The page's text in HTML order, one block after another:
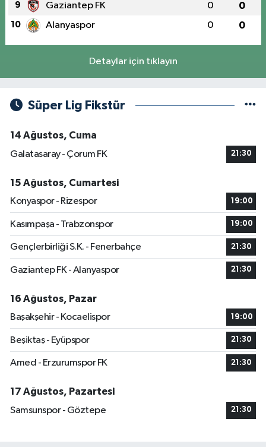
9 Gaziantep FK 0 0
10 Alanyaspor 0 0
Detaylar için tıklayın
Süper Lig Fikstür
14 Ağustos, Cuma
Galatasaray - Çorum FK
21:30
15 Ağustos, Cumartesi
Konyaspor - Rizespor
19:00
Kasımpaşa - Trabzonspor 19:00
Gençlerbirliği S.K. - Fenerbahçe 21:30
Gaziantep FK - Alanyaspor 21:30
16 Ağustos, Pazar
Başakşehir - Kocaelispor
19:00
Beşiktaş - Eyüpspor 21:30
Amed - Erzurumspor FK 21:30
17 Ağustos, Pazartesi
Samsunspor - Göztepe
21:30